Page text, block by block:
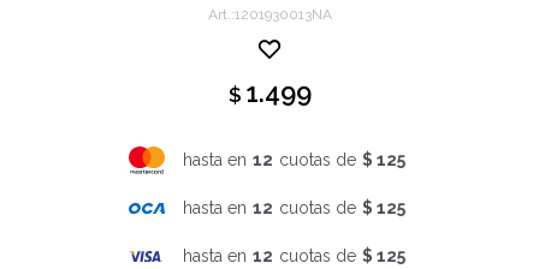
1201930013NA
$ 1.499
hasta en 12 cuotas de $ 125
hasta en 12 cuotas de $ 125
hasta en 12 cuotas de $ 125